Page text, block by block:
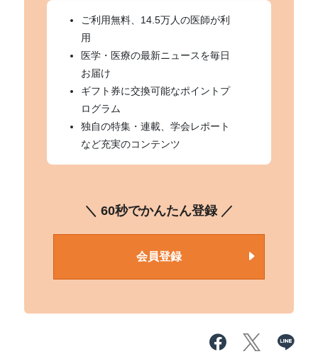
ご利用無料、14.5万人の医師が利
用
医学・医療の最新ニュースを毎日
お届け
ギフト券に交換可能なポイントプ
ログラム
独自の特集・連載、学会レポート
など充実のコンテンツ
＼ 60秒でかんたん登録 ／
会員登録